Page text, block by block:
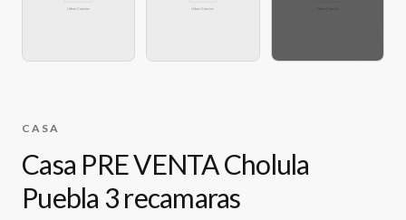
CASA
Casa PRE VENTA Cholula
Puebla 3 recamaras